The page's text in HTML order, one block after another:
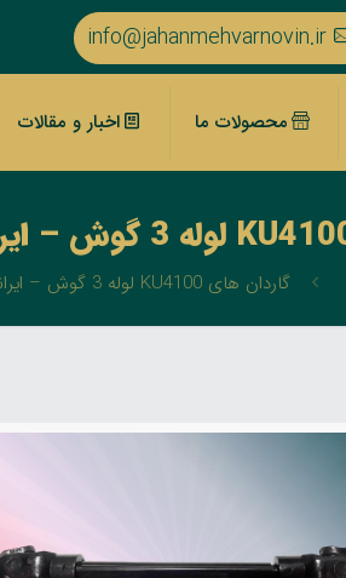
info@jahanmehvarnovin.ir
محصولات ما اخبار و مقالات
گاردان های KU4100 لوله 3 گوش – ایرانی G.M.N